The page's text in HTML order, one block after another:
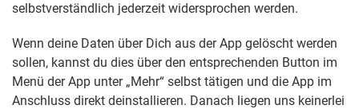
selbstverständlich jederzeit widersprochen werden.
Wenn deine Daten über Dich aus der App gelöscht werden
sollen, kannst du dies über den entsprechenden Button im
Menü der App unter „Mehr“ selbst tätigen und die App im
Anschluss direkt deinstallieren. Danach liegen uns keinerlei